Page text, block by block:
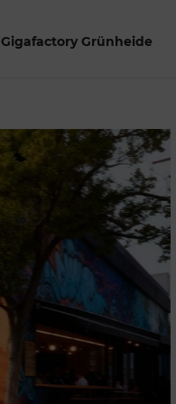
Gigafactory Grünheide